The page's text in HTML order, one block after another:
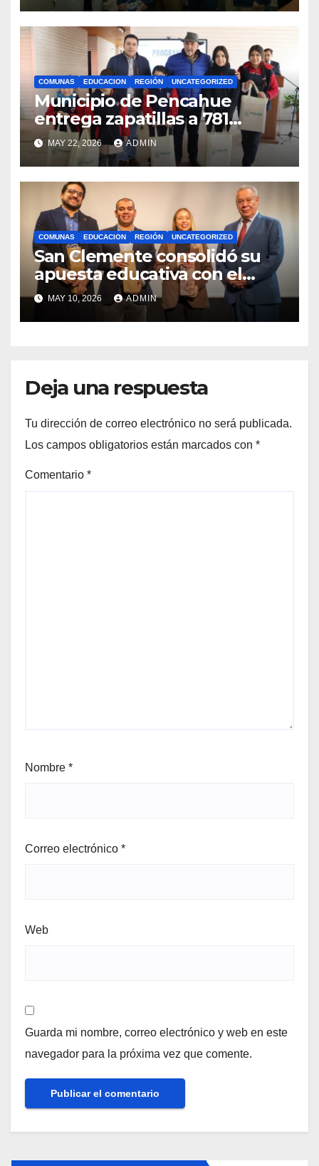
internacionales
COMUNAS EDUCACION REGIÓN UNCATEGORIZED
Municipio de Pencahue
entrega zapatillas a 781
estudiantes con recursos del
Royalty Minero
MAY 22, 2026 ADMIN
COMUNAS EDUCACION REGIÓN UNCATEGORIZED
San Clemente consolidó su
apuesta educativa con el
lanzamiento del
Preuniversitario Brotes 2026
MAY 10, 2026 ADMIN
Deja una respuesta
Tu dirección de correo electrónico no será publicada.
Los campos obligatorios están marcados con *
Comentario *
Nombre *
Correo electrónico *
Web
Guarda mi nombre, correo electrónico y web en este
navegador para la próxima vez que comente.